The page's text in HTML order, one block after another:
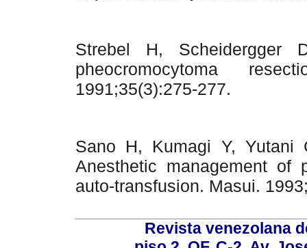
Strebel H, Scheidergger
pheocromocytoma
1991;35(3):275-277.
Sano H, Kumagi Y, Yutani
Anesthetic management of
auto-transfusion. Masui.
Revista venezolana